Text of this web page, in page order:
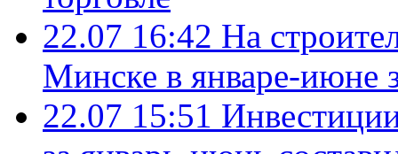
22.07 16:42 На
Минске в январе-июне
22.07 15:51